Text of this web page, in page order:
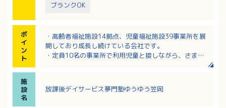
ブランクOK
ポ
イ
ン
ト
・高齢者福祉施設14拠点、児童福祉施設39事業所を展
開しており成長し続けている会社です。
・定員10名の事業所で利用児童と接しながら、さまざ
・応募資格：保育士、教員免許、幼稚園教諭、社会福
祉士、精神保健福祉士などの有資格者、または放課後
施
設
名
放課後デイサービス夢門塾ゆうゆう笠岡